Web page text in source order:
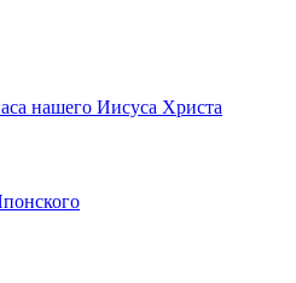
нашего Иисуса Христа